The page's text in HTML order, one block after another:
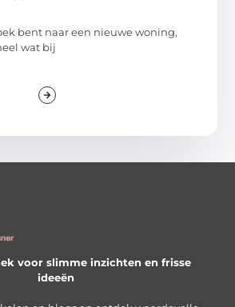
bent naar een nieuwe woning,
wat bij
voor slimme inzichten en frisse
ideeën